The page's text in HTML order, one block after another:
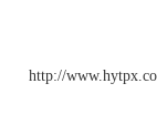
http://